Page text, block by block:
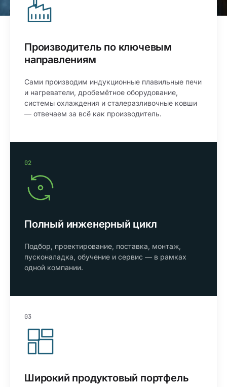
Производитель по ключевым
направлениям
Сами производим индукционные плавильные печи
и нагреватели, дробемётное оборудование,
системы охлаждения и сталеразливочные ковши
— отвечаем за всё как производитель.
02
Полный инженерный цикл
Подбор, проектирование, поставка, монтаж,
пусконаладка, обучение и сервис — в рамках
одной компании.
03
Широкий продуктовый портфель